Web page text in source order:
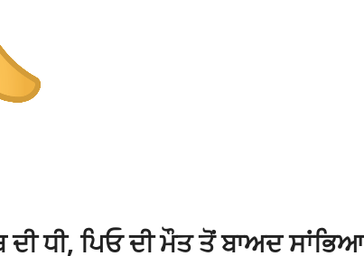
ਧੀ, ਪਿਓ ਦੀ ਮੌਤ ਤੋਂ ਬਾਅਦ ਸਾਂਭਿਆ